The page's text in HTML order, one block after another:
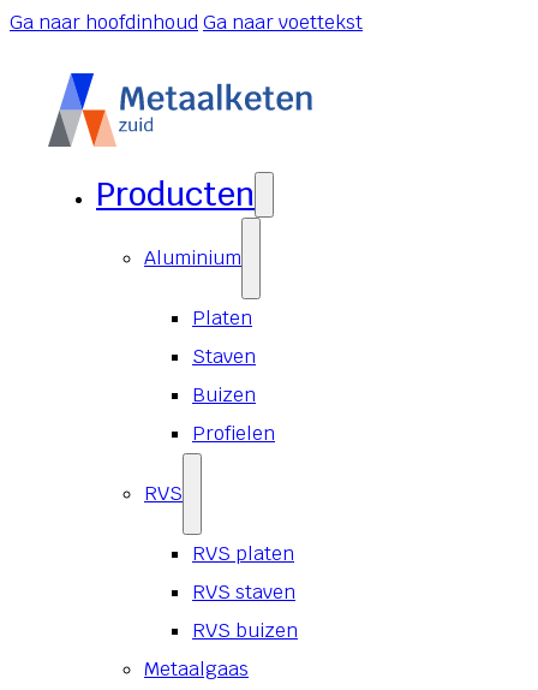
Ga naar hoofdinhoudGa naar voettekst
Producten
Aluminium
Platen
Staven
Buizen
Profielen
RVS
RVS platen
RVS staven
RVS buizen
Metaalgaas